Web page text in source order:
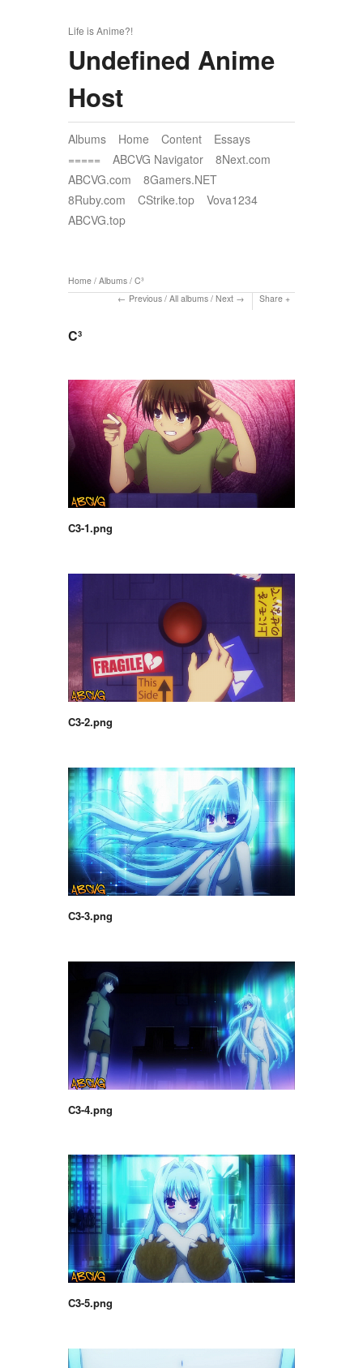
Life is Anime?!
Undefined Anime
Host
Albums Home Content
Essays
=====
ABCVG Navigator
8Next.com
ABCVG.com
8Gamers.NET
8Ruby.com
CStrike.top
Vova1234
ABCVG.top
Home / Albums / C³
Previous / All albums / Next Share
C³
C3-1.png
C3-2.png
C3-3.png
C3-4.png
C3-5.png